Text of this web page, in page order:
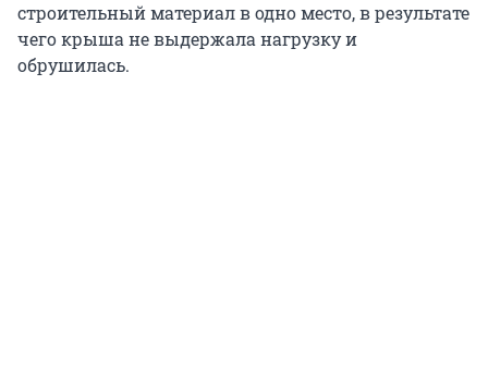
строительный материал в одно место, в результате
чего крыша не выдержала нагрузку и
обрушилась.